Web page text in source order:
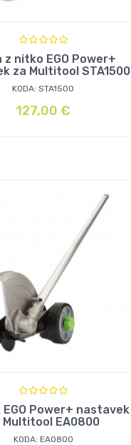
z nitko EGO Power+
za Multitool STA1500
KODA: STA1500
127,00€
EGO Power+ nastavek
Multitool EA0800
KODA: EA0800